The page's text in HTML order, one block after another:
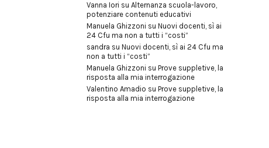
Vanna Iori su Alternanza scuola-lavoro,
potenziare contenuti educativi
Manuela Ghizzoni su Nuovi docenti, sì ai
24 Cfu ma non a tutti i “costi”
sandra su Nuovi docenti, sì ai 24 Cfu ma
non a tutti i “costi”
Manuela Ghizzoni su Prove suppletive, la
risposta alla mia interrogazione
Valentino Amadio su Prove suppletive, la
risposta alla mia interrogazione